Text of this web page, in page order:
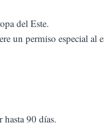
del Este.
un permiso especial al
90 días.